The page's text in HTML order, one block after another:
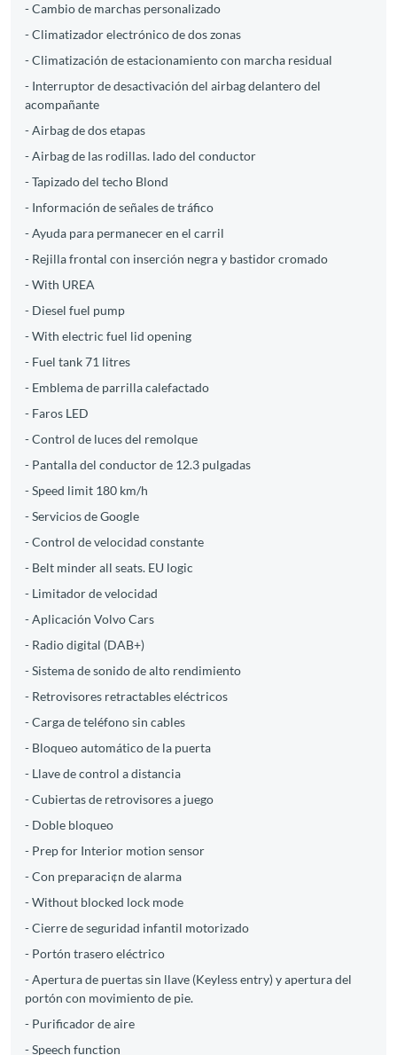
- Cambio de marchas personalizado
- Climatizador electrónico de dos zonas
- Climatización de estacionamiento con marcha residual
- Interruptor de desactivación del airbag delantero del
acompañante
- Airbag de dos etapas
- Airbag de las rodillas. lado del conductor
- Tapizado del techo Blond
- Información de señales de tráfico
- Ayuda para permanecer en el carril
- Rejilla frontal con inserción negra y bastidor cromado
- With UREA
- Diesel fuel pump
- With electric fuel lid opening
- Fuel tank 71 litres
- Emblema de parrilla calefactado
- Faros LED
- Control de luces del remolque
- Pantalla del conductor de 12.3 pulgadas
- Speed limit 180 km/h
- Servicios de Google
- Control de velocidad constante
- Belt minder all seats. EU logic
- Limitador de velocidad
- Aplicación Volvo Cars
- Radio digital (DAB+)
- Sistema de sonido de alto rendimiento
- Retrovisores retractables eléctricos
- Carga de teléfono sin cables
- Bloqueo automático de la puerta
- Llave de control a distancia
- Cubiertas de retrovisores a juego
- Doble bloqueo
- Prep for Interior motion sensor
- Con preparaci¢n de alarma
- Without blocked lock mode
- Cierre de seguridad infantil motorizado
- Portón trasero eléctrico
- Apertura de puertas sin llave (Keyless entry) y apertura del
portón con movimiento de pie.
- Purificador de aire
- Speech function